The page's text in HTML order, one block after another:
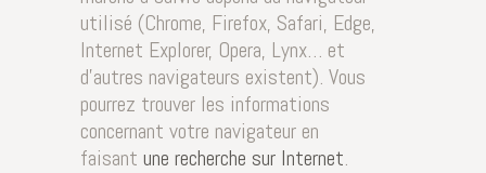
utilisé (Chrome, Firefox, Safari, Edge,
Internet Explorer, Opera, Lynx… et
d’autres navigateurs existent). Vous
pourrez trouver les informations
concernant votre navigateur en
faisant une recherche sur Internet.